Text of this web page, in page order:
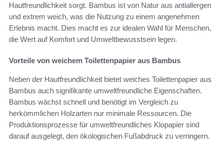
Hautfreundlichkeit sorgt. Bambus ist von Natur aus antiallergen
und extrem weich, was die Nutzung zu einem angenehmen
Erlebnis macht. Dies macht es zur idealen Wahl für Menschen,
die Wert auf Komfort und Umweltbewusstsein legen.
Vorteile von weichem Toilettenpapier aus Bambus
Neben der Hautfreundlichkeit bietet weiches Toilettenpapier aus
Bambus auch signifikante umweltfreundliche Eigenschaften.
Bambus wächst schnell und benötigt im Vergleich zu
herkömmlichen Holzarten nur minimale Ressourcen. Die
Produktionsprozesse für umweltfreundliches Klopapier sind
darauf ausgelegt, den ökologischen Fußabdruck zu verringern.